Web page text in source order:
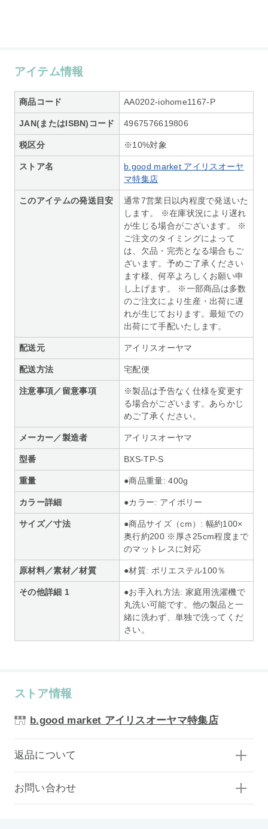
アイテム情報
商品コード AA0202-iohome1167-P
JAN(またはISBN)コード 4967576619806
税区分 ※10%対象
ストア名
b.good market アイリスオーヤ
マ特集店
このアイテムの発送目安
通常7営業日以内程度で発送いた
します。 ※在庫状況により遅れ
が生じる場合がございます。 ※
ご注文のタイミングによって
は、欠品・完売となる場合もご
ざいます。予めご了承ください
ます様、何卒よろしくお願い申
し上げます。 ※一部商品は多数
のご注文により生産・出荷に遅
れが生じております。最短での
出荷にて手配いたします。
配送元 アイリスオーヤマ
配送方法 宅配便
注意事項／留意事項
※製品は予告なく仕様を変更す
る場合がございます。あらかじ
めご了承ください。
メーカー／製造者 アイリスオーヤマ
型番 BXS-TP-S
重量 ●商品重量: 400g
カラー詳細 ●カラー: アイボリー
サイズ／寸法
●商品サイズ（cm）: 幅約100×
奥行約200 ※厚さ25cm程度まで
のマットレスに対応
原材料／素材／材質 ●材質: ポリエステル100％
その他詳細 1
●お手入れ方法: 家庭用洗濯機で
丸洗い可能です。他の製品と一
緒に洗わず、単独で洗ってくだ
さい。
ストア情報
b.good market アイリスオーヤマ特集店
返品について
お問い合わせ